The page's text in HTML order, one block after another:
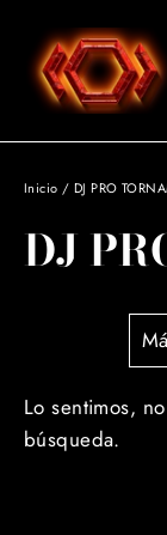
directamente
contenido
Inicio / DJ PRO
DJ
Lo sentimos,
búsqueda.